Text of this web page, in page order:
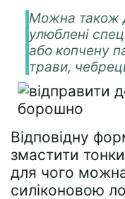
Можна також
улюблені
або копчену
трави,
Відповідну
змастити
для чого
силіконовою